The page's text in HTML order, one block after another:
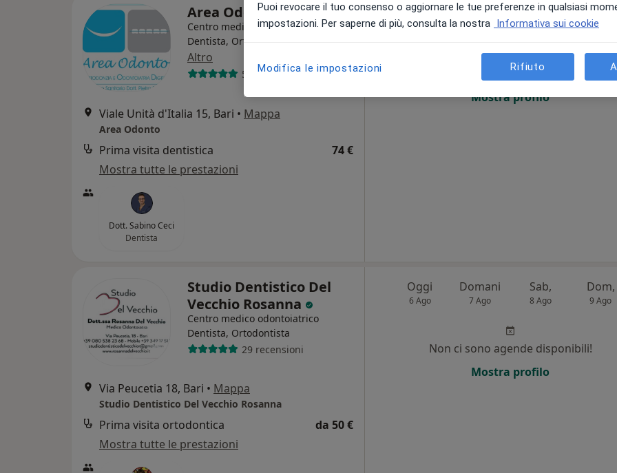
Area Odonto
Centro medico odontoiatrico
Dentista, Ortodontista, Radiologo
Altro
57 recensioni
Viale Unità d'Italia 15, Bari • Mappa
Area Odonto
Prima visita dentistica
74 €
Mostra tutte le prestazioni
Dott. Sabino Ceci
Dentista
Oggi
6 Ago
Domani
7 Ago
Sab,
8 Ago
Dom,
9 Ago
Non ci sono agende disponibili!
Mostra profilo
Studio Dentistico Del
Vecchio Rosanna
Centro medico odontoiatrico
Dentista, Ortodontista
29 recensioni
Via Peucetia 18, Bari • Mappa
Studio Dentistico Del Vecchio Rosanna
Prima visita ortodontica
da 50 €
Mostra tutte le prestazioni
Oggi
6 Ago
Domani
7 Ago
Sab,
8 Ago
Dom,
9 Ago
Non ci sono agende disponibili!
Mostra profilo
Puoi revocare il tuo consenso o aggiornare le tue preferenze in qualsiasi
impostazioni. Per saperne di più, consulta la nostra Informativa sui cookie
Modifica le impostazioni Rifiuto